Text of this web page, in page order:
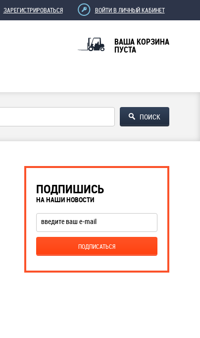
ЗАРЕГИСТРИРОВАТЬСЯ ВОЙТИ В ЛИЧНЫЙ КАБИНЕТ
ВАША КОРЗИНА
ПУСТА
ПОДПИШИСЬ
НА НАШИ НОВОСТИ